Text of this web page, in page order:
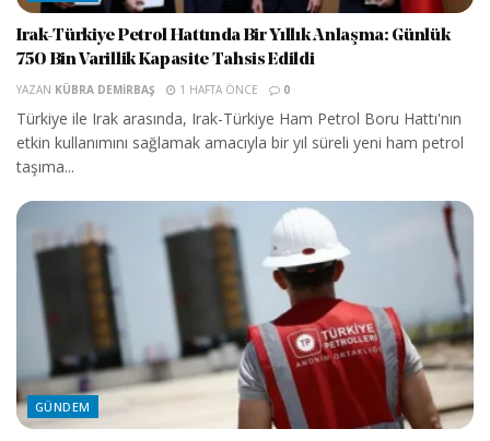
Irak-Türkiye Petrol Hattında Bir Yıllık Anlaşma: Günlük
750 Bin Varillik Kapasite Tahsis Edildi
YAZAN KÜBRA DEMIRBAŞ 1 HAFTA ÖNCE 0
Türkiye ile Irak arasında, Irak-Türkiye Ham Petrol Boru Hattı'nın
etkin kullanımını sağlamak amacıyla bir yıl süreli yeni ham petrol
taşıma...
GÜNDEM